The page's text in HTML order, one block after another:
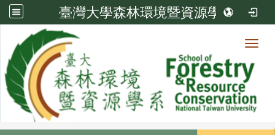
臺灣大學森林環境暨資源學系
系所成員
系所成員